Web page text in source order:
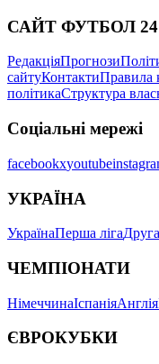
САЙТ ФУТБОЛ 24
РедакціяПрогнози
сайтуКонтактиПравила
політикаСтруктура
Соціальні мережі
facebookxyoutube
УКРАЇНА
УкраїнаПерша ліга
ЧЕМПІОНАТИ
НімеччинаІспаніяАнглія
ЄВРОКУБКИ